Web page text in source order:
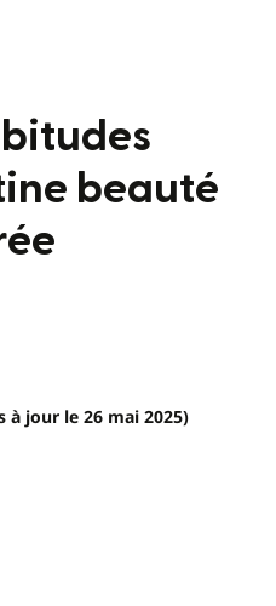
beauté
à jour le 26 mai 2025)